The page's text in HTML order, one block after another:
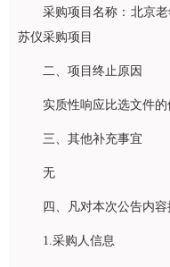
采购项目名称：北京
苏仪采购项目
二、项目终止原因
实质性响应比选文件的
三、其他补充事宜
无
四、凡对本次公告内
1.采购人信息